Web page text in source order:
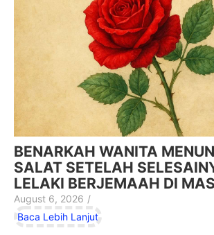
BENARKAH WANITA
SALAT SETELAH
LELAKI BERJEMAAH DI
August 6, 2026 /
Baca Lebih Lanjut